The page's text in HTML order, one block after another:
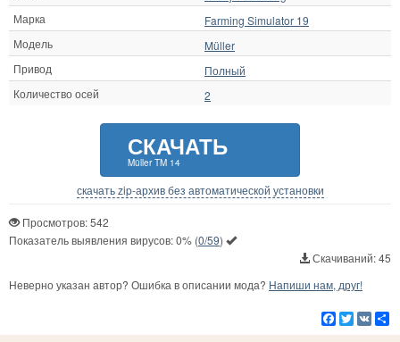
Марка
Farming Simulator 19
Модель
Müller
Привод
Полный
Количество осей
2
СКАЧАТЬ
Müller TM 14
скачать zip-архив без автоматической установки
Просмотров: 542
Показатель выявления вирусов:0% (0/59)
Скачиваний: 45
Неверно указан автор? Ошибка в описании мода? Напиши нам, друг!
Facebook
Twitter
VK